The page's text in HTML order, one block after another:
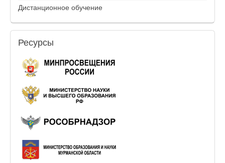
Дистанционное обучение
Ресурсы